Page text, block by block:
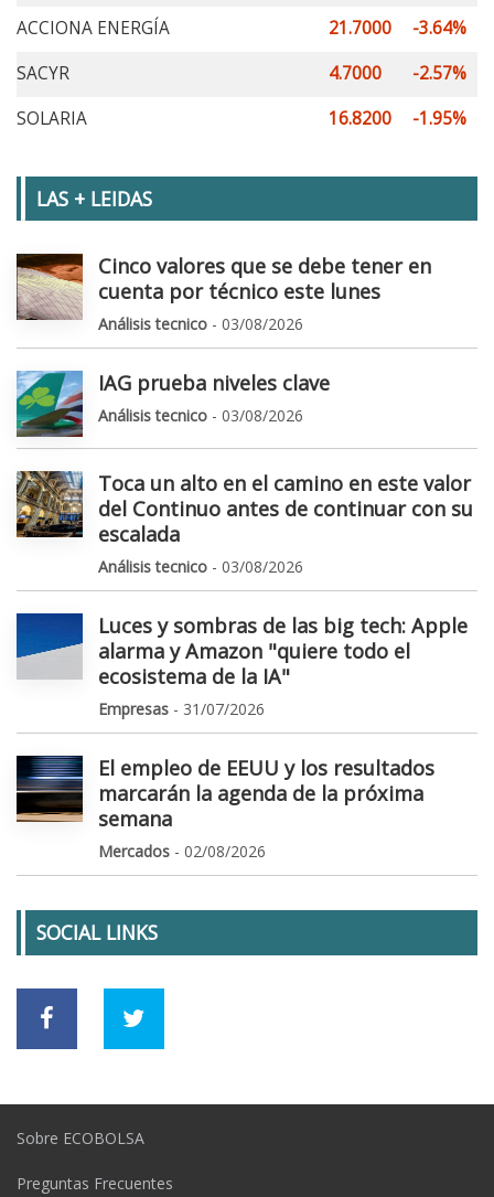
ACCIONA ENERGÍA
21.7000
-3.64%
SACYR
4.7000
-2.57%
SOLARIA
16.8200 -1.95%
LAS + LEIDAS
Cinco valores que se debe tener en
cuenta por técnico este lunes
Análisis tecnico - 03/08/2026
IAG prueba niveles clave
Análisis tecnico - 03/08/2026
Toca un alto en el camino en este valor
del Continuo antes de continuar con su
escalada
Análisis tecnico - 03/08/2026
Luces y sombras de las big tech: Apple
alarma y Amazon "quiere todo el
ecosistema de la IA"
Empresas - 31/07/2026
El empleo de EEUU y los resultados
marcarán la agenda de la próxima
semana
Mercados - 02/08/2026
SOCIAL LINKS
Sobre ECOBOLSA
Preguntas Frecuentes